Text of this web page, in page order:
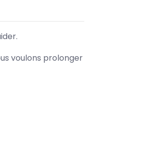
voulons prolonger